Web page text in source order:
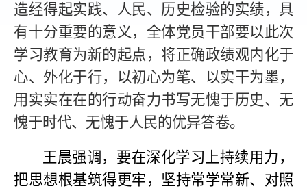
造经得起实践、人民、历史检验的实绩，具
有十分重要的意义，全体党员干部要以此次
学习教育为新的起点，将正确政绩观内化于
心、外化于行，以初心为笔、以实干为墨，
用实实在在的行动奋力书写无愧于历史、无
愧于时代、无愧于人民的优异答卷。
王晨强调，要在深化学习上持续用力，
把思想根基筑得更牢，坚持常学常新、对照